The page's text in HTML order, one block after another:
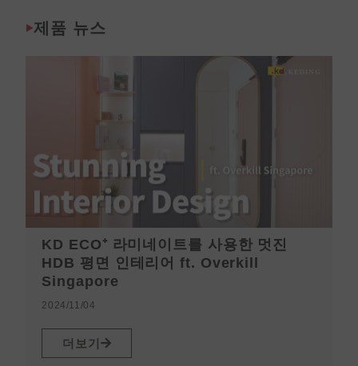
제품 뉴스
KD ECO⁺ 라미네이트를 사용한 멋진
HDB 평면 인테리어 ft. Overkill
Singapore
2024/11/04
더보기